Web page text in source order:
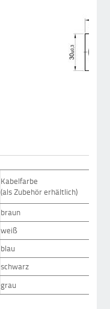
Kabelfarbe
(als Zubehör erhältlich)
braun
weiß
blau
schwarz
grau